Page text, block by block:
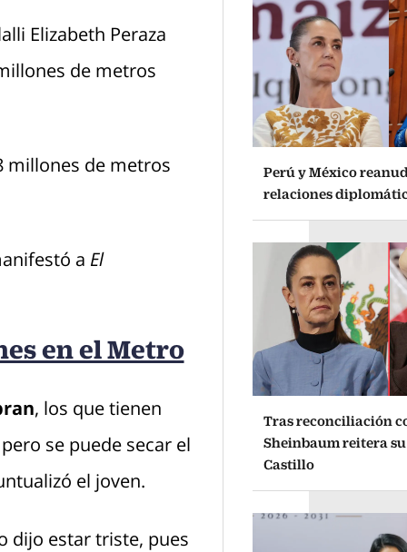
Elizabeth Peraza
de metros
millones de metros
a El
en el Metro
, los que tienen
se puede secar el
el joven.
dijo estar triste, pues
Perú y México
relaciones
Tras reconciliación
Sheinbaum reitera
Castillo